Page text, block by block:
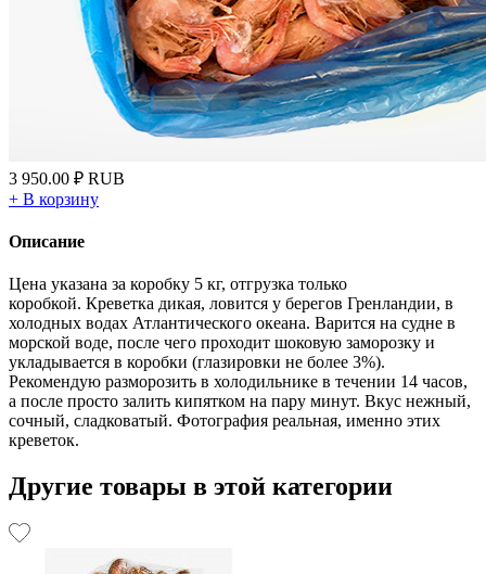
3 950.00 ₽ RUB
+ В корзину
Описание
Цена указана за коробку 5 кг, отгрузка только
коробкой. Креветка дикая, ловится у берегов Гренландии, в
холодных водах Атлантического океана. Варится на судне в
морской воде, после чего проходит шоковую заморозку и
укладывается в коробки (глазировки не более 3%).
Рекомендую разморозить в холодильнике в течении 14 часов,
а после просто залить кипятком на пару минут. Вкус нежный,
сочный, сладковатый. Фотография реальная, именно этих
креветок.
Другие товары в этой категории